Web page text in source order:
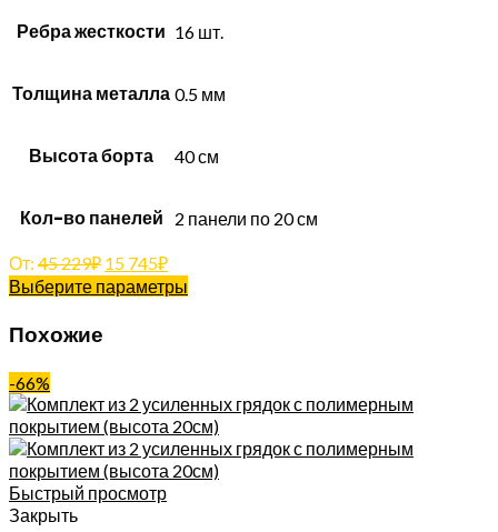
Ребра жесткости 16 шт.
Толщина металла 0.5 мм
Высота борта 40 см
Кол-во панелей 2 панели по 20 см
От: 45 229₽ 15 745₽
Выберите параметры
Похожие
-66%
Быстрый просмотр
Закрыть